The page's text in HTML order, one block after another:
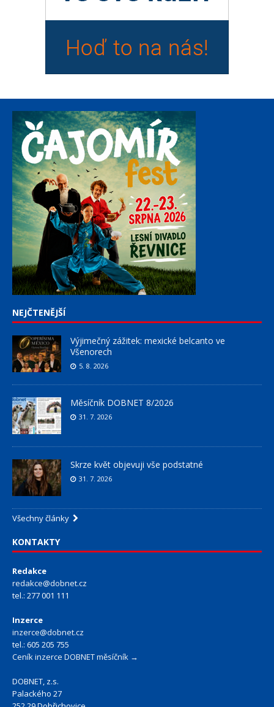
NEJČTENĚJŠÍ
Výjimečný zážitek: mexické belcanto ve
Všenorech
5. 8. 2026
Měsíčník DOBNET 8/2026
31. 7. 2026
Skrze květ objevuji vše podstatné
31. 7. 2026
Všechny články
KONTAKTY
Redakce
redakce@dobnet.cz
tel.: 277 001 111
Inzerce
inzerce@dobnet.cz
tel.: 605 205 755
Ceník inzerce DOBNET měsíčník →
DOBNET, z.s.
Palackého 27